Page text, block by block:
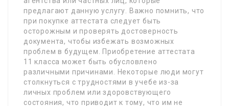
предлагают данную услугу. Важно помнить, что
при покупке аттестата следует быть
осторожным и проверять достоверность
документа, чтобы избежать возможных
проблем в будущем. Приобретение аттестата
11 класса может быть обусловлено
различными причинами. Некоторые люди могут
столкнуться с трудностями в учебе из-за
личных проблем или здоровствующего
состояния, что приводит к тому, что им не